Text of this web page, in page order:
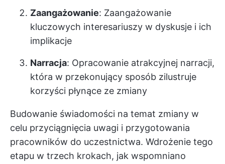
Zaangażowanie: Zaangażowanie
kluczowych interesariuszy w dyskusje i ich
implikacje
Narracja: Opracowanie atrakcyjnej narracji,
która w przekonujący sposób zilustruje
korzyści płynące ze zmiany
Budowanie świadomości na temat zmiany w
celu przyciągnięcia uwagi i przygotowania
pracowników do uczestnictwa. Wdrożenie tego
etapu w trzech krokach, jak wspomniano